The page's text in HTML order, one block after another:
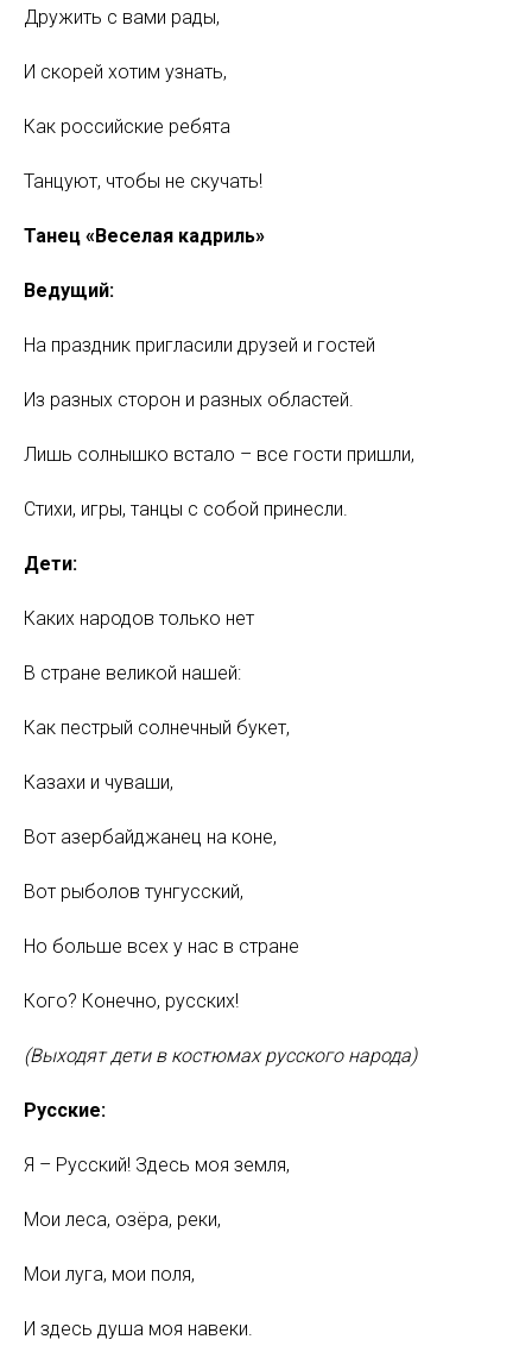
Дружить с вами рады,
И скорей хотим узнать,
Как российские ребята
Танцуют, чтобы не скучать!
Танец «Веселая кадриль»
Ведущий:
На праздник пригласили друзей и гостей
Из разных сторон и разных областей.
Лишь солнышко встало – все гости пришли,
Стихи, игры, танцы с собой принесли.
Дети:
Каких народов только нет
В стране великой нашей:
Как пестрый солнечный букет,
Казахи и чуваши,
Вот азербайджанец на коне,
Вот рыболов тунгусский,
Но больше всех у нас в стране
Кого? Конечно, русских!
(Выходят дети в костюмах русского народа)
Русские:
Я – Русский! Здесь моя земля,
Мои леса, озёра, реки,
Мои луга, мои поля,
И здесь душа моя навеки.